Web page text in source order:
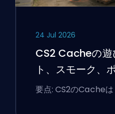
24 Jul 2026
CS2 Cacheの遊
ト、スモーク、
ミアのヒント
要点: CS2のCache